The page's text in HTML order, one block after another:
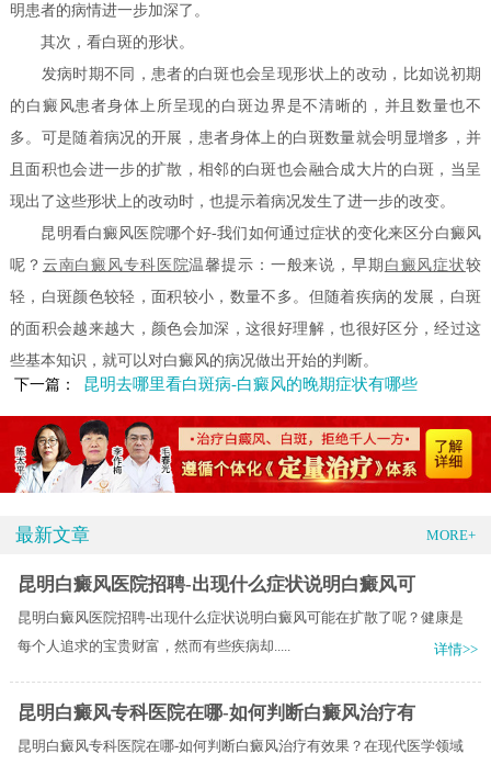
明患者的病情进一步加深了。
其次，看白斑的形状。
发病时期不同，患者的白斑也会呈现形状上的改动，比如说初期
的白癜风患者身体上所呈现的白斑边界是不清晰的，并且数量也不
多。可是随着病况的开展，患者身体上的白斑数量就会明显增多，并
且面积也会进一步的扩散，相邻的白斑也会融合成大片的白斑，当呈
现出了这些形状上的改动时，也提示着病况发生了进一步的改变。
昆明看白癜风医院哪个好-我们如何通过症状的变化来区分白癜风
呢？ 云南白癜风专科医院温馨提示：一般来说，早期 白癜风症状较
轻，白斑颜色较轻，面积较小，数量不多。但随着疾病的发展，白斑
的面积会越来越大，颜色会加深，这很好理解，也很好区分，经过这
些基本知识，就可以对白癜风的病况做出开始的判断。
下一篇：
昆明去哪里看白斑病-白癜风的晚期症状有哪些
最新文章 MORE+
昆明白癜风医院招聘-出现什么症状说明白癜风可
昆明白癜风医院招聘-出现什么症状说明白癜风可能在扩散了呢？健康是
每个人追求的宝贵财富，然而有些疾病却.....
详情>>
昆明白癜风专科医院在哪-如何判断白癜风治疗有
昆明白癜风专科医院在哪-如何判断白癜风治疗有效果？在现代医学领域